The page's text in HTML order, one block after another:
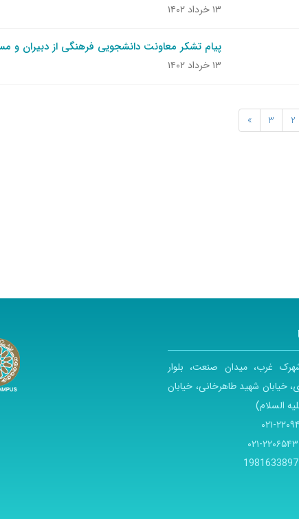
۱۳ خرداد ۱۴۰۲
پیام تشکر معاونت دانشجویی فرهنگی از دبیران و
۱۳ خرداد ۱۴۰۲
2
3
»
غرب، میدان صنعت، بلوار
خیابان شهید طاهرخانی، خیابان
السلام)
۰۲۱
۰۲۱
1981633897